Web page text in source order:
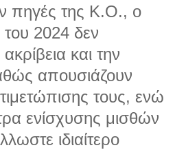
πηγές της Κ.Ο., ο
2024 δεν
και την
απουσιάζουν
τους, ενώ
ενίσχυσης μισθών
ιδιαίτερο